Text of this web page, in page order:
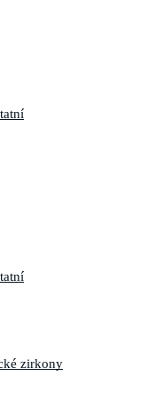
zirkony